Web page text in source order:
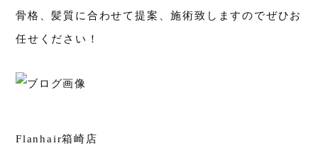
骨格、髪質に合わせて提案、施術致しますのでぜひお
任せください！
Flanhair箱崎店